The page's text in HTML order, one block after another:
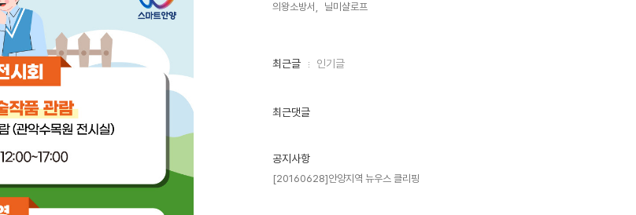
의왕소방서,
닐미샬로프,
최
인
최근글 인기글
최근댓글
공지사항
[20160628]안양지역 뉴우스 클리핑